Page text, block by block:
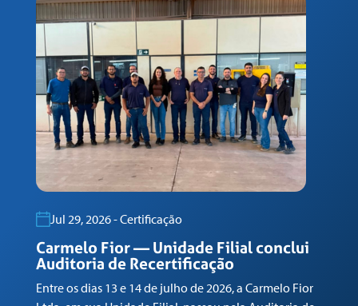
Jul 29, 2026 - Certificação
Carmelo Fior — Unidade Filial conclui
Auditoria de Recertificação
Entre os dias 13 e 14 de julho de 2026, a Carmelo Fior